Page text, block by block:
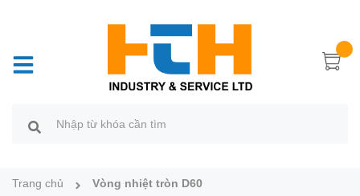
Trang chủ Vòng nhiệt tròn D60